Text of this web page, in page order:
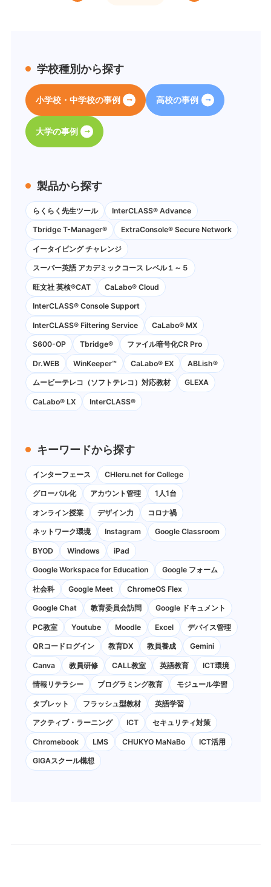
学校種別から探す
小学校・中学校の事例 高校の事例
大学の事例
製品から探す
らくらく先生ツール InterCLASS® Advance
Tbridge T-Manager® ExtraConsole® Secure Network
イータイピング チャレンジ
スーパー英語 アカデミックコース レベル１～５
旺文社 英検®CAT CaLabo®︎ Cloud
InterCLASS®︎ Console Support
InterCLASS®︎ Filtering Service CaLabo® MX
S600-OP Tbridge® ファイル暗号化CR Pro
Dr.WEB WinKeeper™ CaLabo® EX ABLish®
ムービーテレコ（ソフトテレコ）対応教材 GLEXA
CaLabo® LX InterCLASS®
キーワードから探す
インターフェース CHIeru.net for College
グローバル化 アカウント管理 1人1台
オンライン授業 デザイン力 コロナ禍
ネットワーク環境 Instagram Google Classroom
BYOD Windows iPad
Google Workspace for Education Google フォーム
社会科 Google Meet ChromeOS Flex
Google Chat 教育委員会訪問 Google ドキュメント
PC教室 Youtube Moodle Excel デバイス管理
QRコードログイン 教育DX 教員養成 Gemini
Canva 教員研修 CALL教室 英語教育 ICT環境
情報リテラシー プログラミング教育 モジュール学習
タブレット フラッシュ型教材 英語学習
アクティブ・ラーニング ICT セキュリティ対策
Chromebook LMS CHUKYO MaNaBo ICT活用
GIGAスクール構想